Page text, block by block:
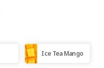
Ice Tea Mango